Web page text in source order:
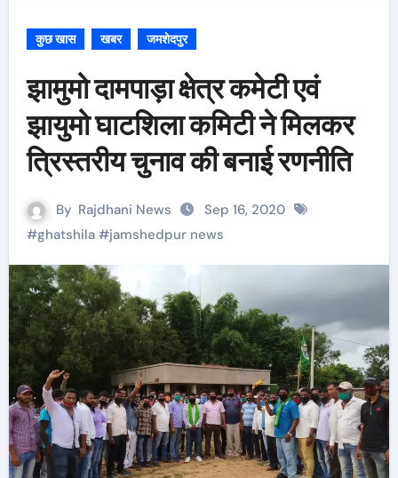
कुछ खास खबर जमशेदपुर
झामुमो दामपाड़ा क्षेत्र कमेटी एवं
झायुमो घाटशिला कमिटी ने मिलकर
त्रिस्तरीय चुनाव की बनाई रणनीति
By Rajdhani News
Sep 16, 2020
#ghatshila#jamshedpur news